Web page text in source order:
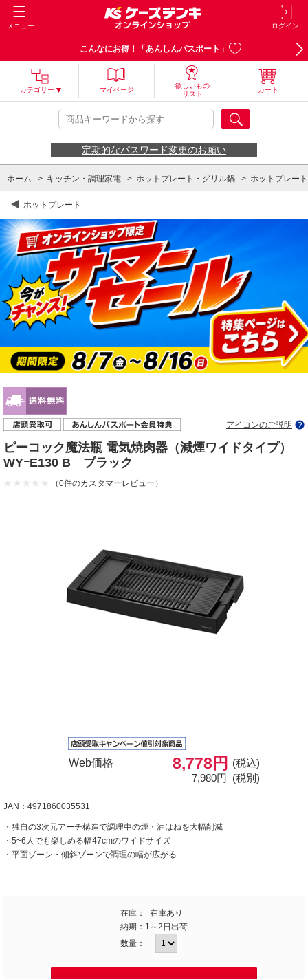
メニュー ログイン
こんなにお得！「あんしんパスポート」
カテゴリー マイページ
欲しいもの
リスト
カート
定期的なパスワード変更のお願い
ホーム > キッチン・調理家電 > ホットプレート・グリル鍋 > ホットプレート
ホットプレート
アイコンのご説明
ピーコック魔法瓶 電気焼肉器（減煙ワイドタイプ）
WYｰE130 B ブラック
（0件のカスタマーレビュー）
Web価格 8,778円
(税込)
7,980円 (税別)
JAN：4971860035531
・独自の3次元アーチ構造で調理中の煙・油はねを大幅削減
・5~6人でも楽しめる幅47cmのワイドサイズ
・平面ゾーン・傾斜ゾーンで調理の幅が広がる
在庫：
在庫あり
納期： 1～2日出荷
数量：